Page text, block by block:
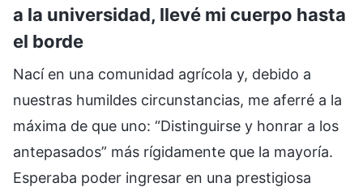
a la universidad, llevé mi cuerpo hasta
el borde
Nací en una comunidad agrícola y, debido a
nuestras humildes circunstancias, me aferré a la
máxima de que uno: “Distinguirse y honrar a los
antepasados” más rígidamente que la mayoría.
Esperaba poder ingresar en una prestigiosa